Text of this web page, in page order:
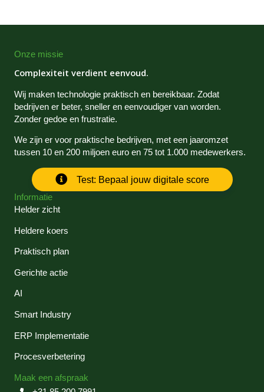
Onze missie
Complexiteit verdient eenvoud.
Wij maken technologie praktisch en bereikbaar. Zodat
bedrijven er beter, sneller en eenvoudiger van worden.
Zonder gedoe en frustratie.
We zijn er voor praktische bedrijven, met een jaaromzet
tussen 10 en 200 miljoen euro en 75 tot 1.000 medewerkers.
Test: Bepaal jouw digitale score
Informatie
Helder zicht
Heldere koers
Praktisch plan
Gerichte actie
AI
Smart Industry
ERP Implementatie
Procesverbetering
Maak een afspraak